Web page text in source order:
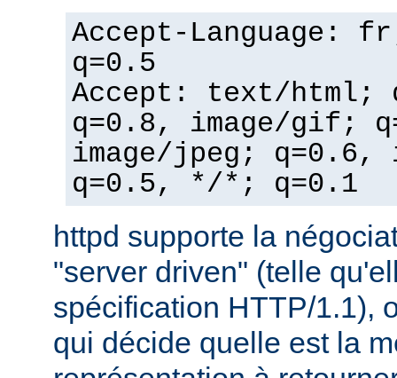
Accept-Language:
q=0.5
Accept: text/html;
q=0.8, image/gif;
image/jpeg; q=0.6,
q=0.5, */*; q=0.1
httpd supporte la
"server driven" (telle
spécification HTTP/1.1),
qui décide quelle est la